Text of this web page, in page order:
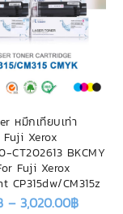
หมึกเทียบเท่า
Xerox
CT202613 BKCMY
Fuji Xerox
CP315dw/CM315z
– 3,020.00฿